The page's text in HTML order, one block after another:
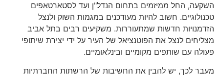
השקעה, החל ממיזמים בתחום הנדל"ן ועד לסטארטאפים
טכנולוגיים. חשוב להיות מעודכנים במגמות השוק ולנצל
הזדמנויות חדשות שמתעוררות. משקיעים רבים בתל אביב
מצליחים לנצל את הפוטנציאל של העיר על ידי יצירת שיתופי
פעולה עם שותפים מקומיים ובינלאומיים.
מעבר לכך, יש להבין את החשיבות של הרשתות החברתיות